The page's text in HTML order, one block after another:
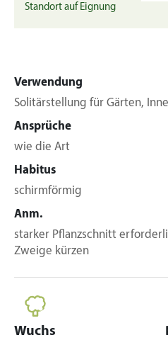
Standort auf Eignung
Verwendung
Solitärstellung für Gärten,
Ansprüche
wie die Art
Habitus
schirmförmig
Anm.
starker Pflanzschnitt
Zweige kürzen
Wuchs